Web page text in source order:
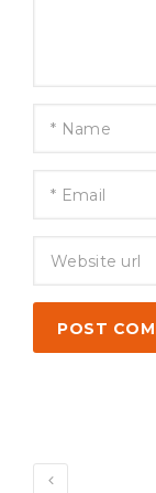
POST